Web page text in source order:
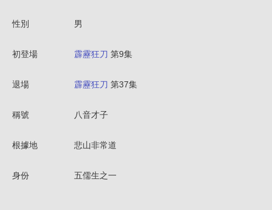
性別 男
初登場 霹靂狂刀 第9集
退場 霹靂狂刀 第37集
稱號 八音才子
根據地 悲山非常道
身份 五儒生之一